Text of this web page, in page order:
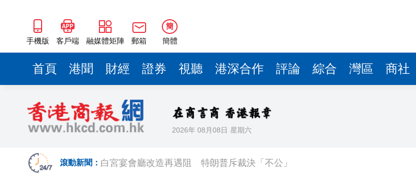
手機版 客戶端 融媒體矩陣 郵箱
簡
簡體
首頁 港聞 財經 證券 視聽 港深合作 評論 綜合 灣區 商社
2026年 08月08日 星期六
滾動新聞： 白宮宴會廳改造再遇阻 特朗普斥裁決「不公」